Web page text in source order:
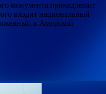
монумента принадлежит
входит национальный
в Амурской